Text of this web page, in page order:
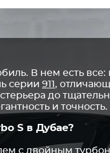
В нем есть все:
серии 911,
до
и точность.
S в Дубае?
с двойным